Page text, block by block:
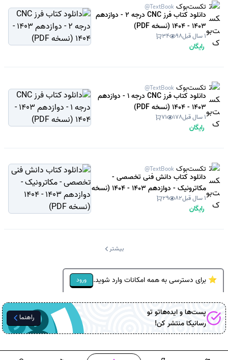
تکست‌بوک @TextBook
دانلود کتاب فرز CNC درجه 2 - دوازدهم
1403 - 1404 (نسخه PDF)
1 سال قبل 98
34
رایگان
تکست‌بوک @TextBook
دانلود کتاب فرز CNC درجه 1 - دوازدهم
1403 - 1404 (نسخه PDF)
1 سال قبل 178
71
رایگان
تکست‌بوک @TextBook
دانلود کتاب دانش فنی تخصصی -
مکاترونیک - دوازدهم 1403 - 1404 (نسخه
PDF)1 سال قبل 82
29
رایگان
بیشتر
⭐ برای دسترسی به همه امکانات وارد شوید. ورود
پست‌ها و ایده‌هاتو تو
رسانیکامنتشر کن! راهنما